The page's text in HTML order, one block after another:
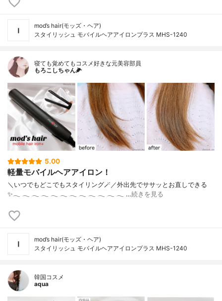
mod’s hair(モッズ・ヘア)
スタイリッシュ モバイルヘアアイロンプラス MHS-1240
寝ても覚めてもコスメ好きな元美容部員
もろこしちゃん🌽
5.00
軽量モバイルヘアアイロン！
＼いつでもどこでもスタイリング🪄／外出先でササッとお直しできる
✨‪𓂃‬ ‪𓂃‬ ‪𓂃‬ ‪𓂃‬ ‪𓂃‬ ‪𓂃‬ ‪𓂃‬ ‪𓂃‬ ‪𓂃‬ ‪𓂃‬ ‪𓂃‬ ‪𓂃‬ …続きを見る
mod’s hair(モッズ・ヘア)
スタイリッシュ モバイルヘアアイロンプラス MHS-1240
韓国コスメ
aqua